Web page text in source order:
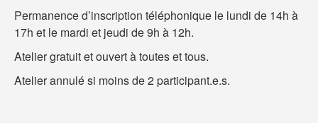
Permanence d’inscription téléphonique le lundi de 14h à
17h et le mardi et jeudi de 9h à 12h.
Atelier gratuit et ouvert à toutes et tous.
Atelier annulé si moins de 2 participant.e.s.